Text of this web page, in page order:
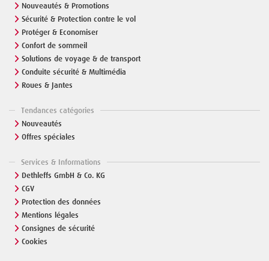
Nouveautés & Promotions
Sécurité & Protection contre le vol
Protéger & Economiser
Confort de sommeil
Solutions de voyage & de transport
Conduite sécurité & Multimédia
Roues & Jantes
Tendances catégories
Nouveautés
Offres spéciales
Services & Informations
Dethleffs GmbH & Co. KG
CGV
Protection des données
Mentions légales
Consignes de sécurité
Cookies